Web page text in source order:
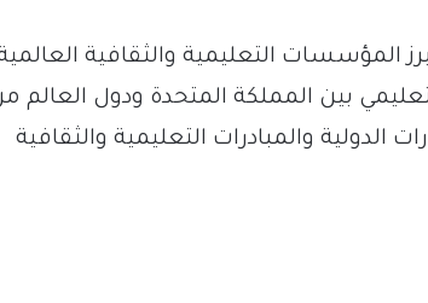
المؤسسات التعليمية والثقافية
بين المملكة المتحدة ودول العالم
الدولية والمبادرات التعليمية والثقافية